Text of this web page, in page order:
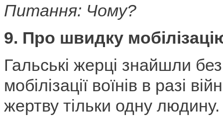
Питання: Чому?
9. Про швидку
Гальські жерці знайшли
мобілізації воїнів в разі
жертву тільки одну людину.